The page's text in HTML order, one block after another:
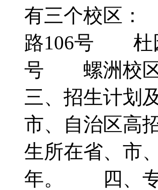
有三个校区
路106号 杜园
号 螺洲校区
三、招生计
市、自治区高
生所在省、市
年。 四、专